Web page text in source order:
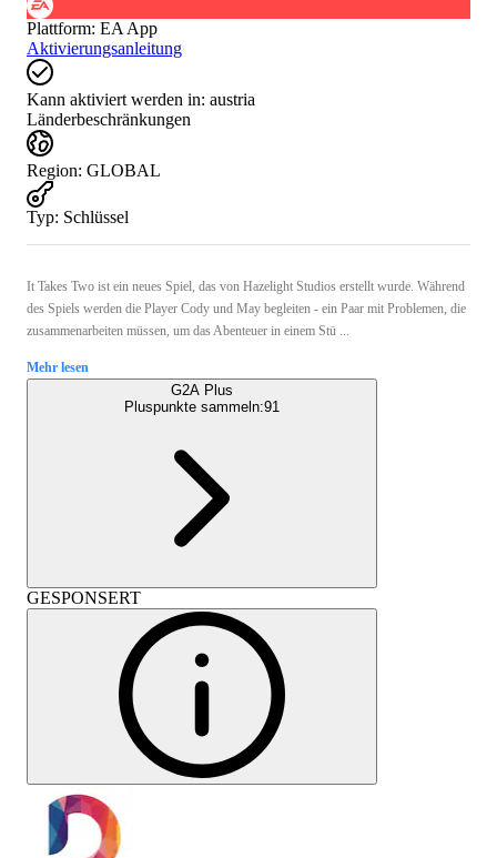
Plattform: EA App
Aktivierungsanleitung
Kann aktiviert werden in: austria
Länderbeschränkungen
Region: GLOBAL
Typ: Schlüssel
It Takes Two ist ein neues Spiel, das von Hazelight Studios erstellt wurde. Während
des Spiels werden die Player Cody und May begleiten - ein Paar mit Problemen, die
zusammenarbeiten müssen, um das Abenteuer in einem Stü ...
Mehr lesen
G2A Plus
Pluspunkte sammeln:91
GESPONSERT